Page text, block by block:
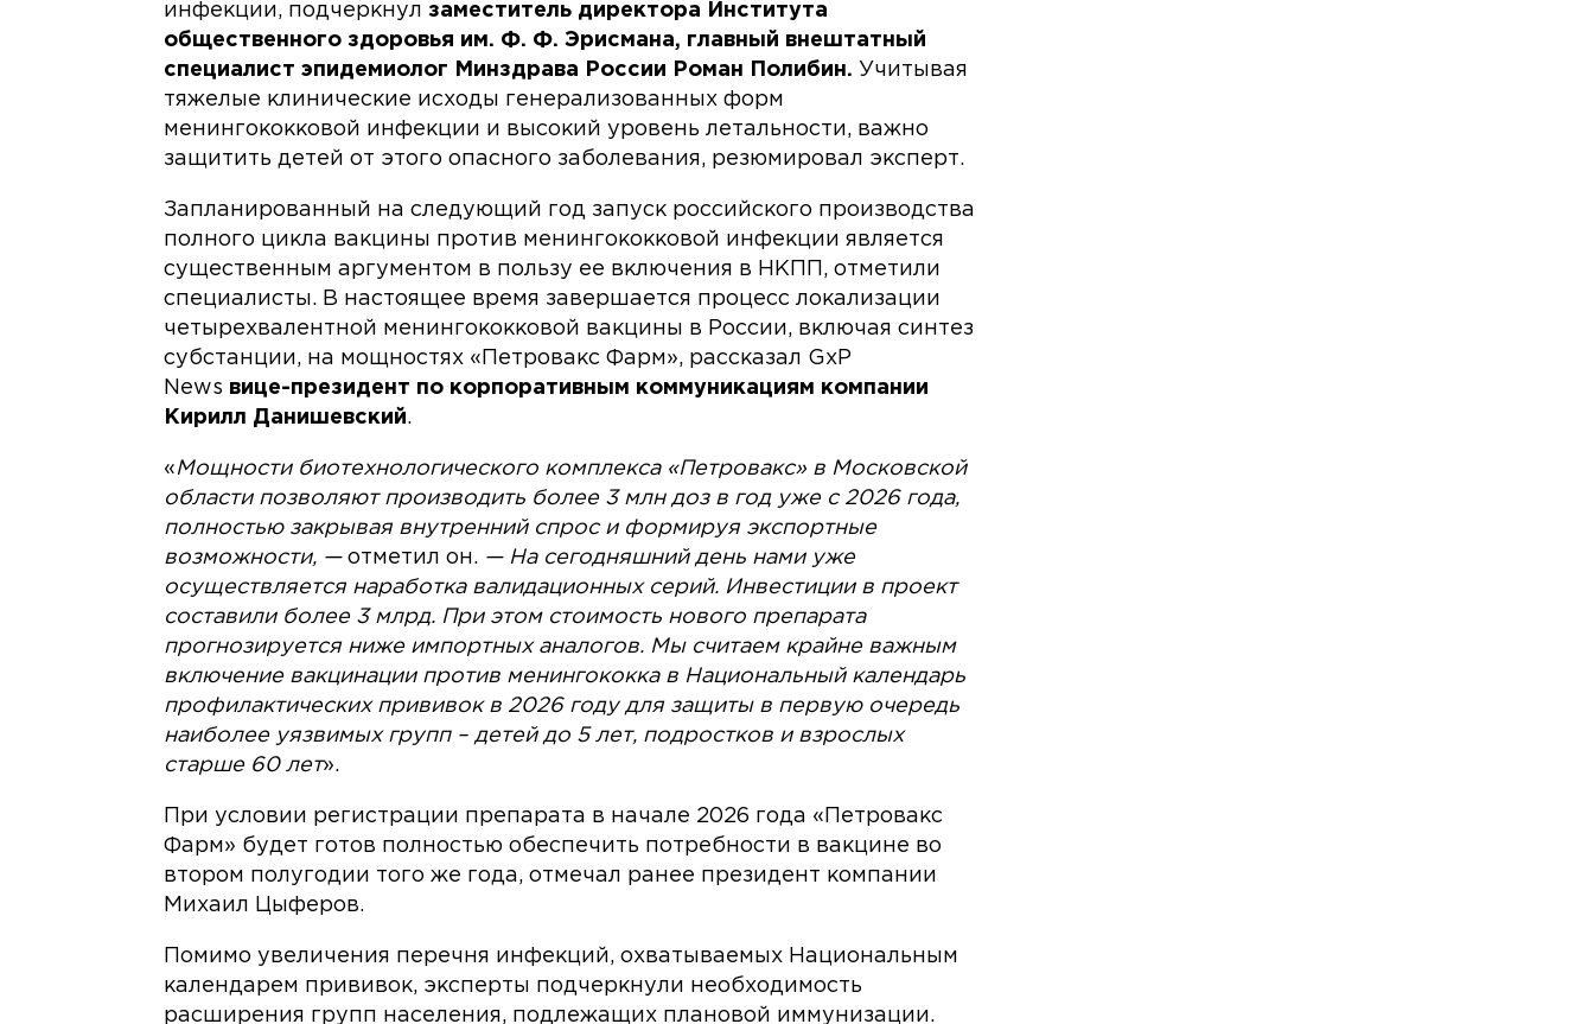
инфекции, подчеркнул заместитель директора Института
общественного здоровья им. Ф. Ф. Эрисмана, главный внештатный
специалист эпидемиолог Минздрава России Роман Полибин. Учитывая
тяжелые клинические исходы генерализованных форм
менингококковой инфекции и высокий уровень летальности, важно
защитить детей от этого опасного заболевания, резюмировал эксперт.
Запланированный на следующий год запуск российского производства
полного цикла вакцины против менингококковой инфекции является
существенным аргументом в пользу ее включения в НКПП, отметили
специалисты. В настоящее время завершается процесс локализации
четырехвалентной менингококковой вакцины в России, включая синтез
субстанции, на мощностях «Петровакс Фарм», рассказал GxP
News вице-президент по корпоративным коммуникациям компании
Кирилл Данишевский.
«Мощности биотехнологического комплекса «Петровакс» в Московской
области позволяют производить более 3 млн доз в год уже с 2026 года,
полностью закрывая внутренний спрос и формируя экспортные
возможности, — отметил он. — На сегодняшний день нами уже
осуществляется наработка валидационных серий. Инвестиции в проект
составили более 3 млрд. При этом стоимость нового препарата
прогнозируется ниже импортных аналогов. Мы считаем крайне важным
включение вакцинации против менингококка в Национальный календарь
профилактических прививок в 2026 году для защиты в первую очередь
наиболее уязвимых групп – детей до 5 лет, подростков и взрослых
старше 60 лет».
При условии регистрации препарата в начале 2026 года «Петровакс
Фарм» будет готов полностью обеспечить потребности в вакцине во
втором полугодии того же года, отмечал ранее президент компании
Михаил Цыферов.
Помимо увеличения перечня инфекций, охватываемых Национальным
календарем прививок, эксперты подчеркнули необходимость
расширения групп населения, подлежащих плановой иммунизации.